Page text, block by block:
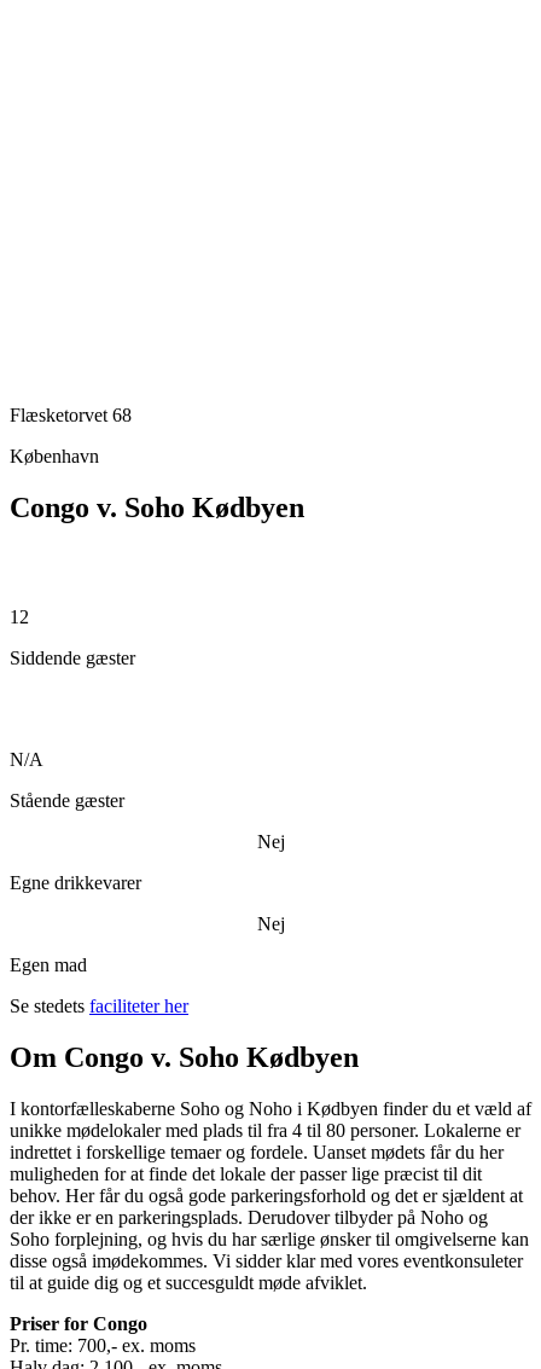
Flæsketorvet 68
København
Congo v. Soho Kødbyen
12
Siddende gæster
N/A
Stående gæster
Nej
Egne drikkevarer
Nej
Egen mad
Se stedets faciliteter her
Om Congo v. Soho Kødbyen
I kontorfælleskaberne Soho og Noho i Kødbyen finder du et væld af
unikke mødelokaler med plads til fra 4 til 80 personer. Lokalerne er
indrettet i forskellige temaer og fordele. Uanset mødets får du her
muligheden for at finde det lokale der passer lige præcist til dit
behov. Her får du også gode parkeringsforhold og det er sjældent at
der ikke er en parkeringsplads. Derudover tilbyder på Noho og
Soho forplejning, og hvis du har særlige ønsker til omgivelserne kan
disse også imødekommes. Vi sidder klar med vores eventkonsuleter
til at guide dig og et succesguldt møde afviklet.
Priser for Congo
Pr. time: 700,- ex. moms